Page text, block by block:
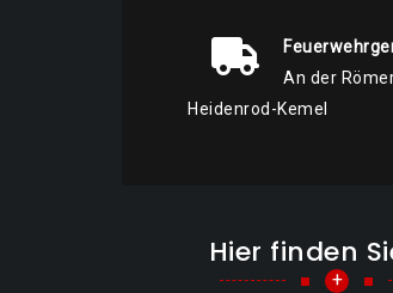
An der
Heidenrod-Kemel
Hier finden
+